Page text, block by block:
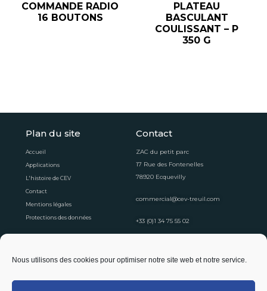
Nous utilisons des cookies pour optimiser notre site web et notre service.
COMMANDE RADIO
16 BOUTONS
PLATEAU
BASCULANT
COULISSANT – P
350 G
Plan du site
Accueil
Applications
L'histoire de CEV
Contact
Mentions légales
Protections des données
Contact
ZAC du petit parc
17 Rue des Fontenelles
78920 Ecquevilly
commercial@cev-treuil.com
+33 (0)1 34 75 55 02
Horaires d'ouvertures